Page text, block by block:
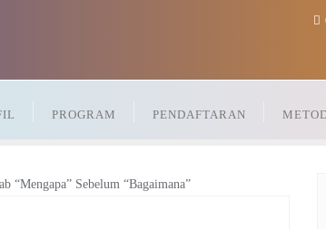
PROGRAM PENDAFTARAN